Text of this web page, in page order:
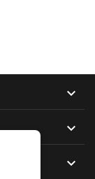


